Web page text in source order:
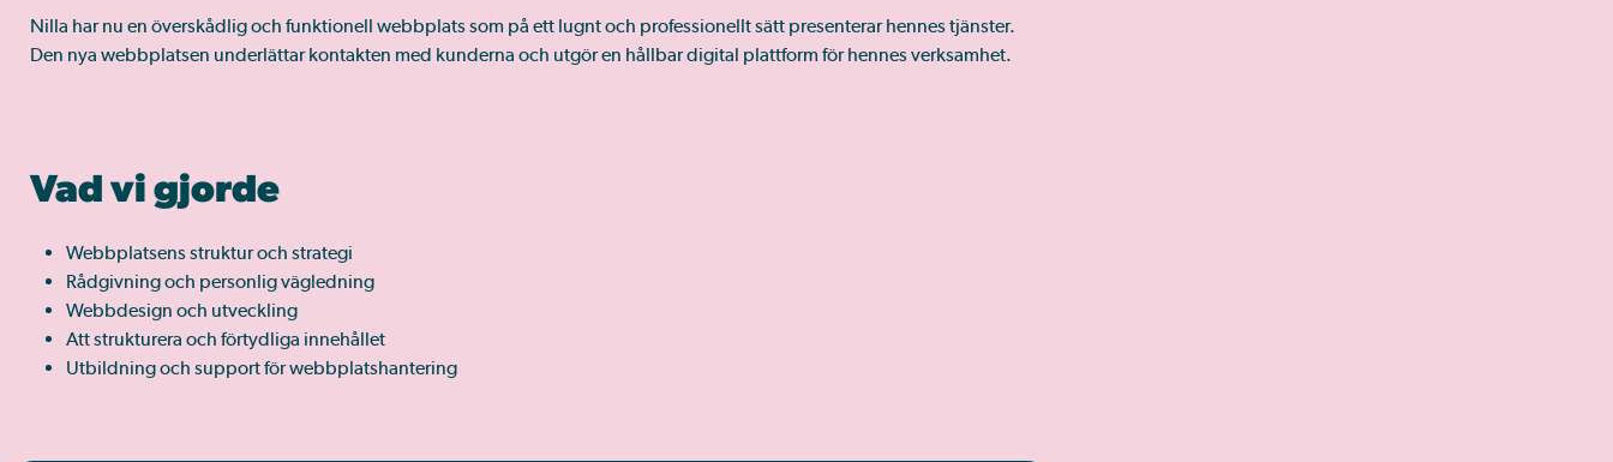
Nilla har nu en överskådlig och funktionell webbplats som på ett lugnt och professionellt sätt presenterar hennes tjänster.
Den nya webbplatsen underlättar kontakten med kunderna och utgör en hållbar digital plattform för hennes verksamhet.
Vad vi gjorde
Webbplatsens struktur och strategi
Rådgivning och personlig vägledning
Webbdesign och utveckling
Att strukturera och förtydliga innehållet
Utbildning och support för webbplatshantering